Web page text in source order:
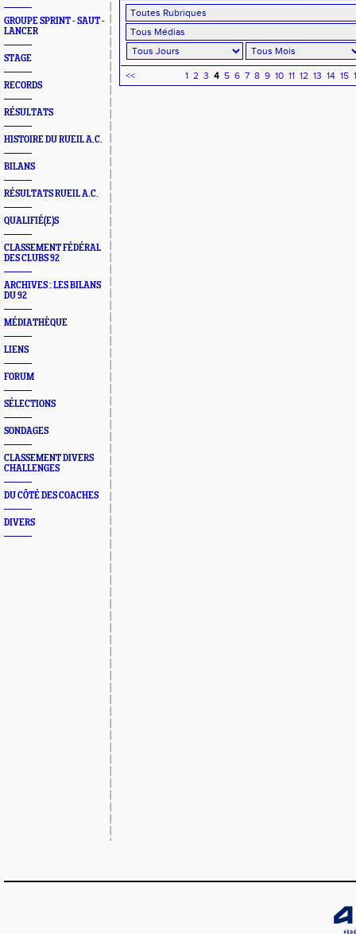
GROUPE SPRINT - SAUT -
LANCER
STAGE
RECORDS
RÉSULTATS
HISTOIRE DU RUEIL A.C.
BILANS
RÉSULTATS RUEIL A.C.
QUALIFIÉ(E)S
CLASSEMENT FÉDÉRAL
DES CLUBS 92
ARCHIVES : LES BILANS
DU 92
MÉDIATHÈQUE
LIENS
FORUM
SÉLECTIONS
SONDAGES
CLASSEMENT DIVERS
CHALLENGES
DU CÔTÉ DES COACHES
DIVERS
<< 1 2 3 4 5 6 7 8 9 10 11 12 13 14 15